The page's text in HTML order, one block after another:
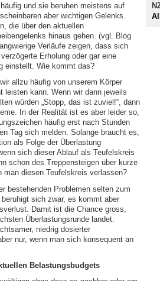
und sie beruhen meistens auf
aber wichtigen Gelenks.
die über den aktuellen
hinaus gehen. (vgl. Blog
Verläufe zeigen, dass sich
Erholung oder gar eine
einstellt. Wie kommt das?
allzu häufig von unserem Körper
leisten kann. Wenn wir dann jeweils
würden „Stopp, das ist zuviel!“, dann
In der Realität ist es aber leider so,
häufig erst nach Stunden
Tag sich melden. Solange braucht es,
als Folge der Überlastung
sich dieser Ablauf als Teufelskreis
schon des Treppensteigen über kurze
diesen Teufelskreis verlassen?
bestehenden Problemen selten zum
sich zwar, es kommt aber
Damit ist die Chance gross,
Überlastungsrunde landet.
niedrig dosierter
nur, wenn man sich konsequent an
Belastungsbudgets